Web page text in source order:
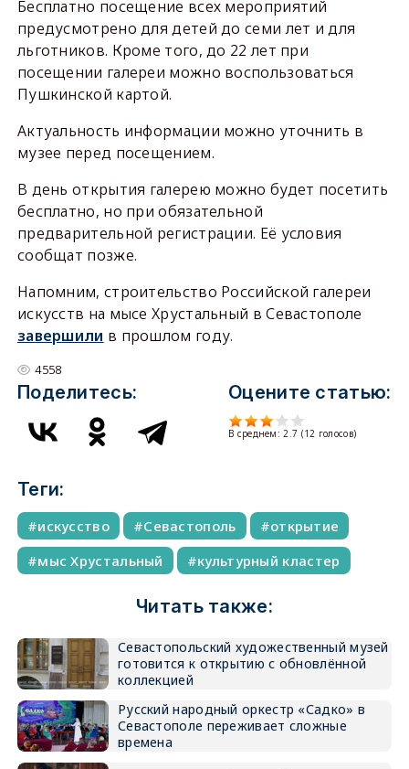
Бесплатно посещение всех мероприятий
предусмотрено для детей до семи лет и для
льготников. Кроме того, до 22 лет при
посещении галереи можно воспользоваться
Пушкинской картой.
Актуальность информации можно уточнить в
музее перед посещением.
В день открытия галерею можно будет посетить
бесплатно, но при обязательной
предварительной регистрации. Её условия
сообщат позже.
Напомним, строительство Российской галереи
искусств на мысе Хрустальный в Севастополе
завершили в прошлом году.
4558
Поделитесь: Оцените статью:
В среднем:2.7 (12 голосов)
Теги:
искусство Севастополь
открытие
мыс Хрустальный
культурный кластер
Читать также:
Севастопольский художественный музей
готовится к открытию с обновлённой
коллекцией
Русский народный оркестр «Садко» в
Севастополе переживает сложные
времена